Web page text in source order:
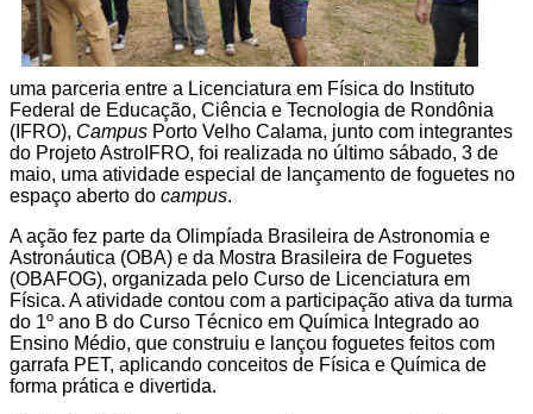
uma parceria entre a Licenciatura em Física do Instituto
Federal de Educação, Ciência e Tecnologia de Rondônia
(IFRO), Campus Porto Velho Calama, junto com integrantes
do Projeto AstroIFRO, foi realizada no último sábado, 3 de
maio, uma atividade especial de lançamento de foguetes no
espaço aberto do campus.
A ação fez parte da Olimpíada Brasileira de Astronomia e
Astronáutica (OBA) e da Mostra Brasileira de Foguetes
(OBAFOG), organizada pelo Curso de Licenciatura em
Física. A atividade contou com a participação ativa da turma
do 1º ano B do Curso Técnico em Química Integrado ao
Ensino Médio, que construiu e lançou foguetes feitos com
garrafa PET, aplicando conceitos de Física e Química de
forma prática e divertida.